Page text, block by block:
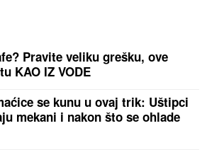
Pravite veliku grešku, ove
KAO IZ VODE
se kunu u ovaj trik: Uštipci
mekani i nakon što se ohlade